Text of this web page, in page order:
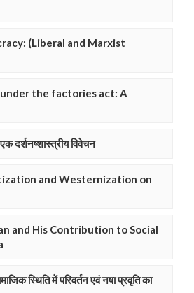
(Liberal and Marxist
the factories act: A
दर्शनष्शास्त्रीय विवेचन
and Westernization on
and His Contribution to Social
स्थिति में परिवर्तन एवं नषा प्रवृति का